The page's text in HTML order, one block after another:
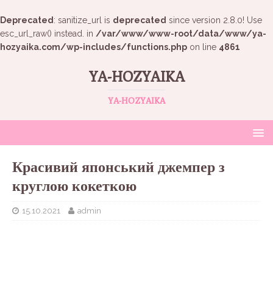
Deprecated : sanitize_url is deprecated since version 2.8.0! Use
esc_url_raw() instead. in /var/www/www-root/data/www/ya-
hozyaika.com/wp-includes/functions.php on line 4861
YA-HOZYAIKA
YA-HOZYAIKA
Красивий японський джемпер з
круглою кокеткою
15.10.2021 admin